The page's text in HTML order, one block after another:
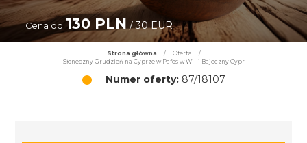
Cena od 130 PLN/ 30 EUR
Strona główna / Oferta
/
Słoneczny Grudzień na Cyprze w Pafos w Willi Bajeczny Cypr
Numer oferty:87/18107